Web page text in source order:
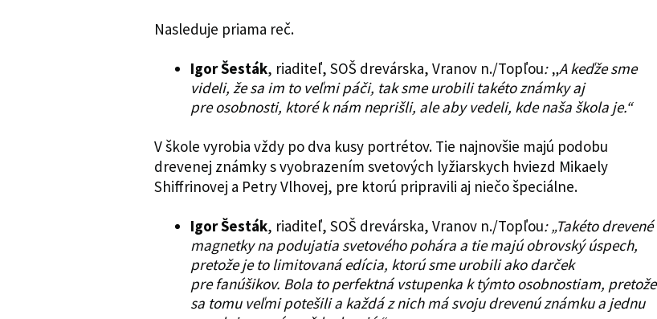
Nasleduje priama reč.
Igor Šesták, riaditeľ, SOŠ drevárska, Vranov n./Topľou:„A keďže sme
videli, že sa im to veľmi páči, tak sme urobili takéto známky aj
pre osobnosti, ktoré k nám neprišli, ale aby vedeli, kde naša škola je.“
V škole vyrobia vždy po dva kusy portrétov. Tie najnovšie majú podobu
drevenej známky s vyobrazením svetových lyžiarskych hviezd Mikaely
Shiffrinovej a Petry Vlhovej, pre ktorú pripravili aj niečo špeciálne.
Igor Šesták, riaditeľ, SOŠ drevárska, Vranov n./Topľou: „Takéto drevené
magnetky na podujatia svetového pohára a tie majú obrovský úspech,
pretože je to limitovaná edícia, ktorú sme urobili ako darček
pre fanúšikov. Bola to perfektná vstupenka k týmto osobnostiam, pretože
sa tomu veľmi potešili a každá z nich má svoju drevenú známku a jednu